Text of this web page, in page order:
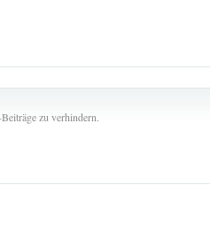
zu verhindern.